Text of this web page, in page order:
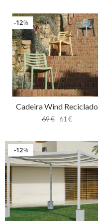
%
12
Cadeira Wind Reciclado
69€ 61 €
%
12